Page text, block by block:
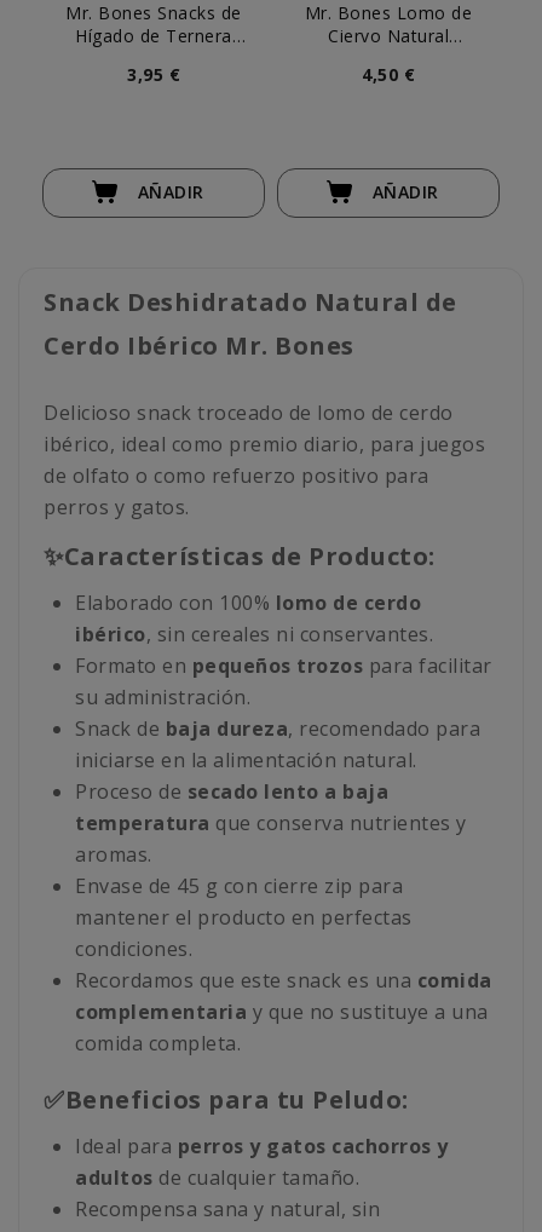
Mr. Bones Snacks de
Hígado de Ternera
3,95 €
AÑADIR
Mr. Bones Lomo de
Ciervo Natural
4,50 €
AÑADIR
Snack Deshidratado Natural de
Cerdo Ibérico Mr. Bones
Delicioso snack troceado de lomo de cerdo
ibérico, ideal como premio diario, para juegos
de olfato o como refuerzo positivo para
perros y gatos.
✨Características de Producto:
Elaborado con 100% lomo de cerdo
ibérico, sin cereales ni conservantes.
Formato en pequeños trozos para facilitar
su administración.
Snack de baja dureza, recomendado para
iniciarse en la alimentación natural.
Proceso de secado lento a baja
temperatura que conserva nutrientes y
aromas.
Envase de 45 g con cierre zip para
mantener el producto en perfectas
condiciones.
Recordamos que este snack es una comida
complementaria y que no sustituye a una
comida completa.
✅Beneficios para tu Peludo:
Ideal para perros y gatos cachorros y
adultos de cualquier tamaño.
Recompensa sana y natural, sin